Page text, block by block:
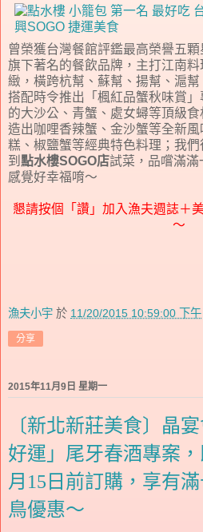
曾榮獲台灣餐館評鑑最高榮譽五顆
旗下著名的餐飲品牌，主打江南
緻，橫跨杭幫、蘇幫、揚幫、滬
搭配時令推出「楓紅品蟹秋味賞
的大沙公、青蟹、處女蟳等頂級
造出咖哩香辣蟹、金沙蟹等全新
糕、椒鹽蟹等經典特色料理；我
到 點水樓SOGO店試菜，品嚐滿滿
感覺好幸福唷～
懇請按個「讚」加入漁夫週誌＋
～
漁夫小宇 於 11/20/2015 10:59:00 下午
分享
2015年11月9日 星期一
〔新北新莊美食〕晶
好運」尾牙春酒專案，
月15日前訂購，享有
鳥優惠～